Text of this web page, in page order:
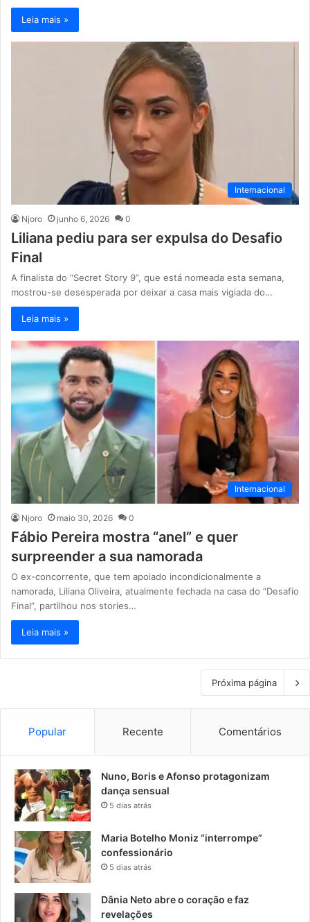
Leia mais »
Internacional
Njoro junho 6, 2026 0
Liliana pediu para ser expulsa do Desafio
Final
A finalista do “Secret Story 9”, que está nomeada esta semana,
mostrou-se desesperada por deixar a casa mais vigiada do…
Leia mais »
Internacional
Njoro maio 30, 2026 0
Fábio Pereira mostra “anel” e quer
surpreender a sua namorada
O ex-concorrente, que tem apoiado incondicionalmente a
namorada, Liliana Oliveira, atualmente fechada na casa do “Desafio
Final”, partilhou nos stories…
Leia mais »
Próxima página
Popular Recente Comentários
Nuno, Boris e Afonso protagonizam
dança sensual
5 dias atrás
Maria Botelho Moniz “interrompe”
confessionário
5 dias atrás
Dânia Neto abre o coração e faz
revelações